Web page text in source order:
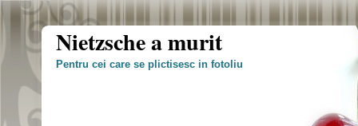
Nietzsche a murit
Pentru cei care se plictisesc in fotoliu